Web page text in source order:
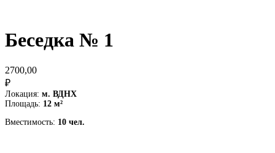
Беседка № 1
2700,00
₽
Локация: м. ВДНХ
Площадь: 12 м²
Вместимость: 10 чел.